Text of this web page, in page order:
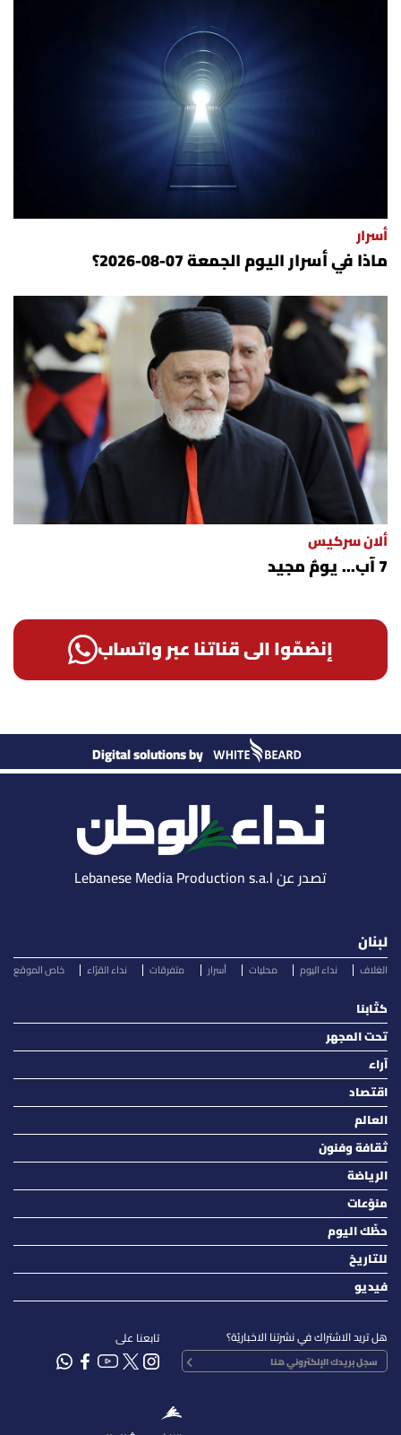
أسرار
ماذا في أسرار اليوم الجمعة 07-08-2026؟
ألان سركيس
7 آب... يومٌ مجيد
إنضمّوا الى قناتنا عبر واتساب
Digital solutions by
تصدر عن Lebanese Media Production s.a.l
لبنان
الغلاف نداء اليوم محليات أسرار متفرقات نداء القرّاء خاص الموقع
كتّابنا
تحت المجهر
آراء
اقتصاد
العالم
ثقافة وفنون
الرياضة
منوّعات
حظّك اليوم
للتاريخ
فيديو
هل تريد الاشتراك في نشرتنا الاخباريّة؟ تابعنا على